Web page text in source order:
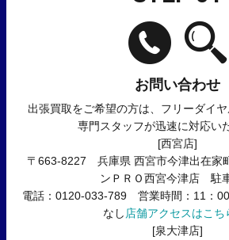
お問い合わせ
出張買取をご希望の方は、フリーダイヤ
専門スタッフが迅速に対応い
[西宮店]
〒663-8227 兵庫県 西宮市今津出在
ンＰＲＯ西宮今津店 駐
電話：0120-033-789 営業時間：11：
なし 店舗アクセスはこち
[泉大津店]